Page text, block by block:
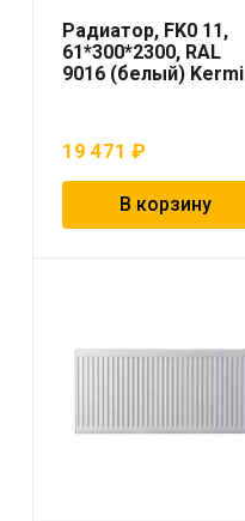
Радиатор, FK0 11,
61*300*2300, RAL
9016 (белый) Kermi
19 471 ₽
В корзину